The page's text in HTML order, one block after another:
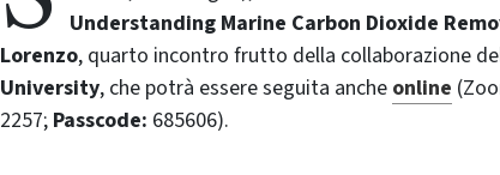
Understanding Marine Carbon Dioxide
Lorenzo, quarto incontro frutto della collaborazione
University, che potrà essere seguita anche online
2257; Passcode: 685606).